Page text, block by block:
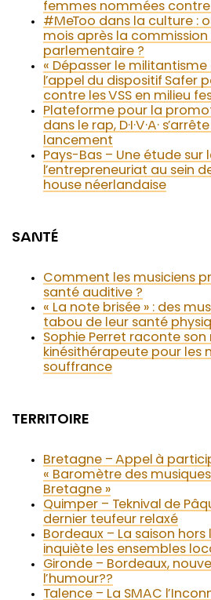
femmes nommées
#MeToo dans la culture :
mois après la commission
parlementaire ?
« Dépasser le militantisme
l’appel du dispositif Safer
contre les VSS en milieu
Plateforme pour la
dans le rap, D·I·V·A·
lancement
Pays-Bas – Une étude sur
l’entrepreneuriat au sein
house néerlandaise
SANTÉ
Comment les musiciens
santé auditive ?
« La note brisée » : des
tabou de leur santé
Sophie Perret raconte
kinésithérapeute pour les
souffrance
TERRITOIRE
Bretagne – Appel à
« Baromètre des
Bretagne »
Quimper – Teknival de
dernier teufeur relaxé
Bordeaux – La saison hors
inquiète les ensembles
Gironde – Bordeaux,
l’humour??
Talence – La SMAC